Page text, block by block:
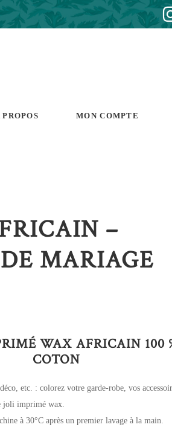
PROPOS MON COMPTE
–
MARIAGE
WAX AFRICAIN 100
COTON
etc. : colorez votre garde-robe, vos
joli imprimé wax.
à 30°C après un premier lavage à la main.